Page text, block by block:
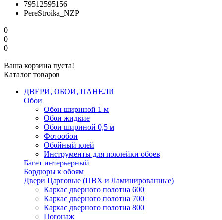
79512595156
PereStroika_NZP
0
0
0
Ваша корзина пуста!
Каталог товаров
ДВЕРИ, ОБОИ, ПАНЕЛИ
Обои
Обои шириной 1 м
Обои жидкие
Обои шириной 0,5 м
Фотообои
Обойный клей
Инструменты для поклейки обоев
Багет интерьерный
Бордюры к обоям
Двери Царговые (ПВХ и Ламинированные)
Каркас дверного полотна 600
Каркас дверного полотна 700
Каркас дверного полотна 800
Погонаж